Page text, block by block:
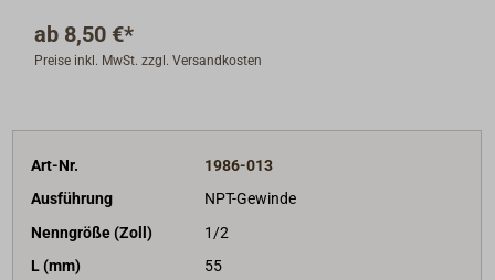
Geprüft durch U.L. und A.B.Y.C.
Temperaturbereich -40° bis +80°.
Standard - BSP- Gewinde!
ab 8,50 €*
Preise inkl. MwSt. zzgl. Versandkosten
Art-Nr.
1986-013
Ausführung
NPT-Gewinde
Nenngröße (Zoll)
1/2
L (mm)
55